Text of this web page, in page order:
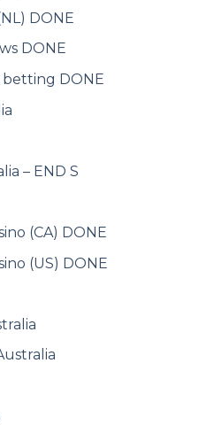
DONE
DONE
betting DONE
– END S
(CA) DONE
(US) DONE